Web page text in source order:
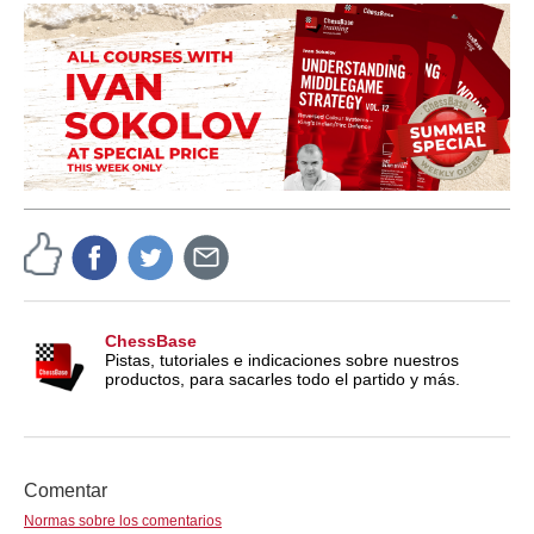
ChessBase
Pistas, tutoriales e indicaciones sobre nuestros
productos, para sacarles todo el partido y más.
Comentar
Normas sobre los comentarios